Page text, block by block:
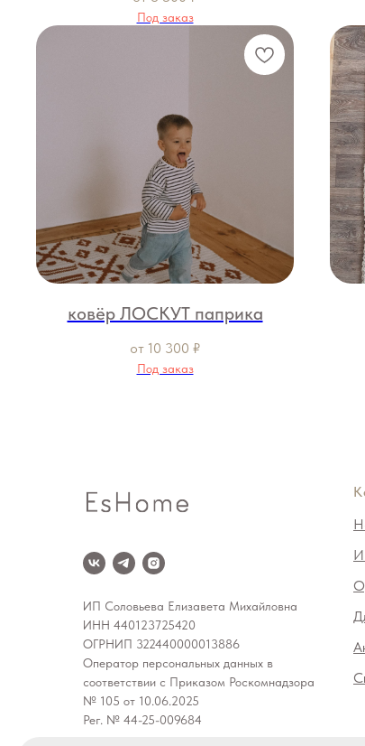
Под заказ
ковёр ЛОСКУТ паприка
от 10 300 ₽
Под заказ
ИП Соловьева Елизавета Михайловна
ИНН 440123725420
ОГРНИП 322440000013886
Оператор персональных данных в
соответствии с Приказом Роскомнадзора
№ 105 от 10.06.2025
Рег. № 44-25-009684